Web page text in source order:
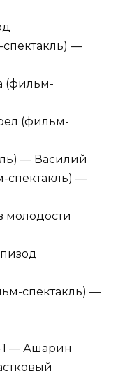
—
(фильм-
(фильм-
— Василий
спектакль) —
молодости
спектакль) —
1 — Ашарин